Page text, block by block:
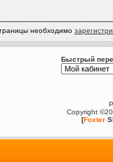
необходимо
Быстрый
Copyright
[Foxter